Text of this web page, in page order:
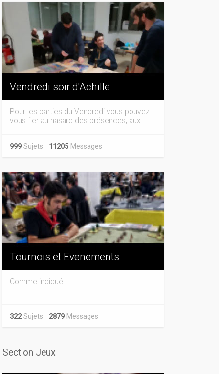
Vendredi soir d'Achille
Pour les parties du Vendredi vous pouvez
vous fier au hasard des présences, aux...
999 Sujets 11205 Messages
Tournois et Evenements
Comme indiqué
322 Sujets 2879 Messages
Section Jeux